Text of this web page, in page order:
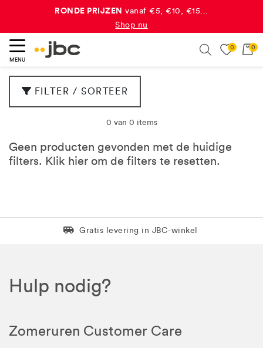
RONDE PRIJZEN vanaf €5, €10, €15...
Shop nu
Yay, ontvangdubbele JBC-punten
bij elke aankoop!*
MENU
0 0
FILTER / SORTEER
0 van 0 items
Geen producten gevonden met de huidige
filters. Klik hier om de filters te resetten.
Levering in 1 pakket
Gratis levering in JBC-winkel
Hulp nodig?
Zomeruren Customer Care